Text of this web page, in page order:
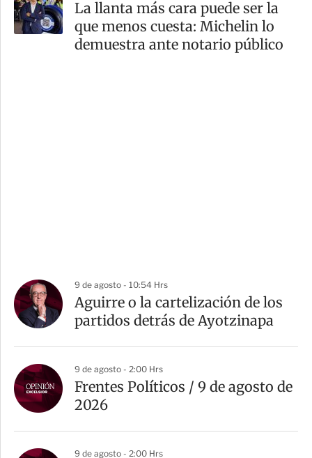
La llanta más cara puede ser la
que menos cuesta: Michelin lo
demuestra ante notario público
9 de agosto - 10:54 Hrs
Aguirre o la cartelización de los
partidos detrás de Ayotzinapa
9 de agosto - 2:00 Hrs
Frentes Políticos / 9 de agosto de
2026
9 de agosto - 2:00 Hrs